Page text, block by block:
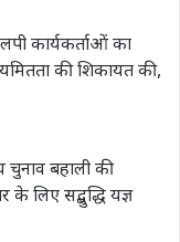
कार्यकर्ताओं का
की शिकायत की,
चुनाव बहाली की
लिए सद्बुद्धि यज्ञ